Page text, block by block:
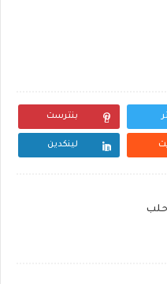
بنترست
لينكدين
حلب